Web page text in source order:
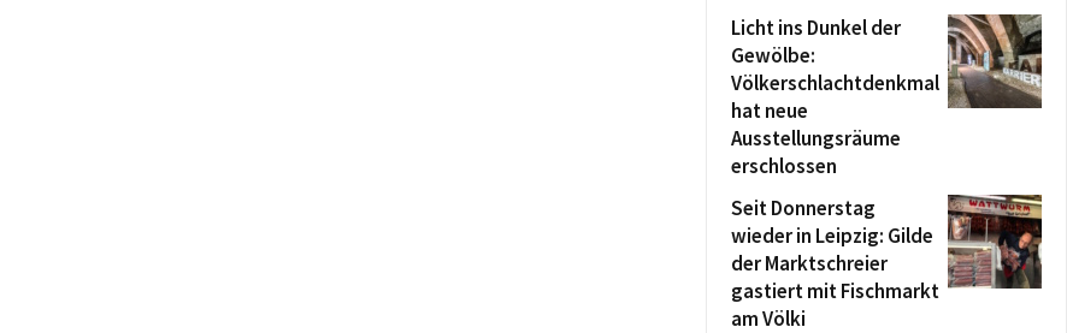
Licht ins Dunkel der
Gewölbe:
Völkerschlachtdenkmal
hat neue
Ausstellungsräume
erschlossen
Seit Donnerstag
wieder in Leipzig: Gilde
der Marktschreier
gastiert mit Fischmarkt
am Völki